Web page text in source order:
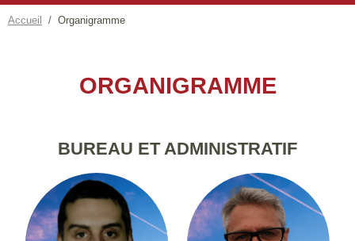
Accueil Organigramme
ORGANIGRAMME
BUREAU ET ADMINISTRATIF